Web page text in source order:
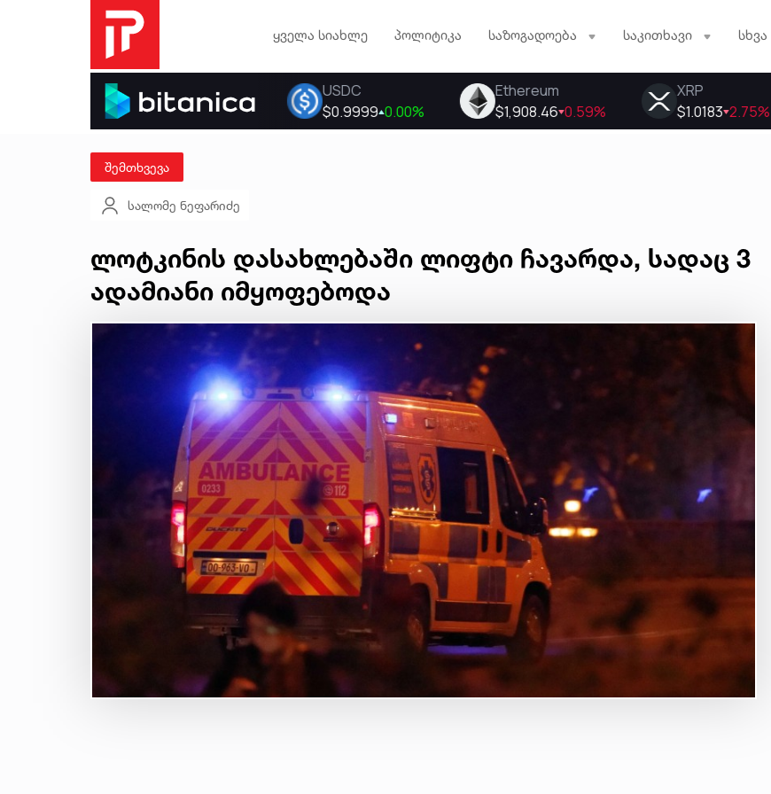
ყველა სიახლე პოლიტიკა საზოგადოება საკითხავი სხვა
შემთხვევა
სალომე ნეფარიძე
ლოტკინის დასახლებაში ლიფტი ჩავარდა, სადაც 3
ადამიანი იმყოფებოდა